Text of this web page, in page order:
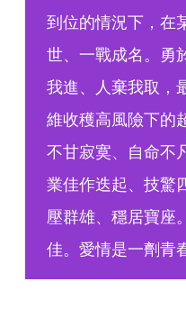
到位的情況下，在
世、一戰成名。勇
我進、人棄我取，
維收穫高風險下的
不甘寂寞、自命不
業佳作迭起、技驚
壓群雄、穩居寶座
佳。愛情是一劑青